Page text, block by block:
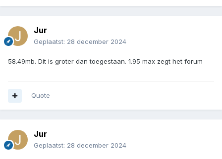
Jur
Geplaatst: 28 december 2024
58.49mb. Dit is groter dan toegestaan. 1.95 max zegt het forum
Quote
Jur
Geplaatst: 28 december 2024